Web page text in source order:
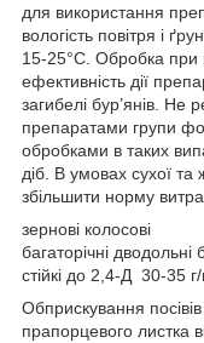
для використання
вологість повітря і
15-25°С. Обробка при
ефективність дії
загибелі бур’янів. Не
препаратами групи
обробками в таких
діб. В умовах сухої та
збільшити норму
зернові колосові
багаторічні дводольні
стійкі до 2,4-Д 30-35
Обприскування
прапорцевого листка